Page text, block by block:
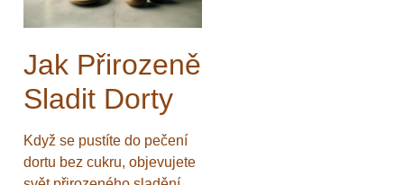
Jak Přirozeně
Sladit Dorty
Když se pustíte do pečení
dortu bez cukru, objevujete